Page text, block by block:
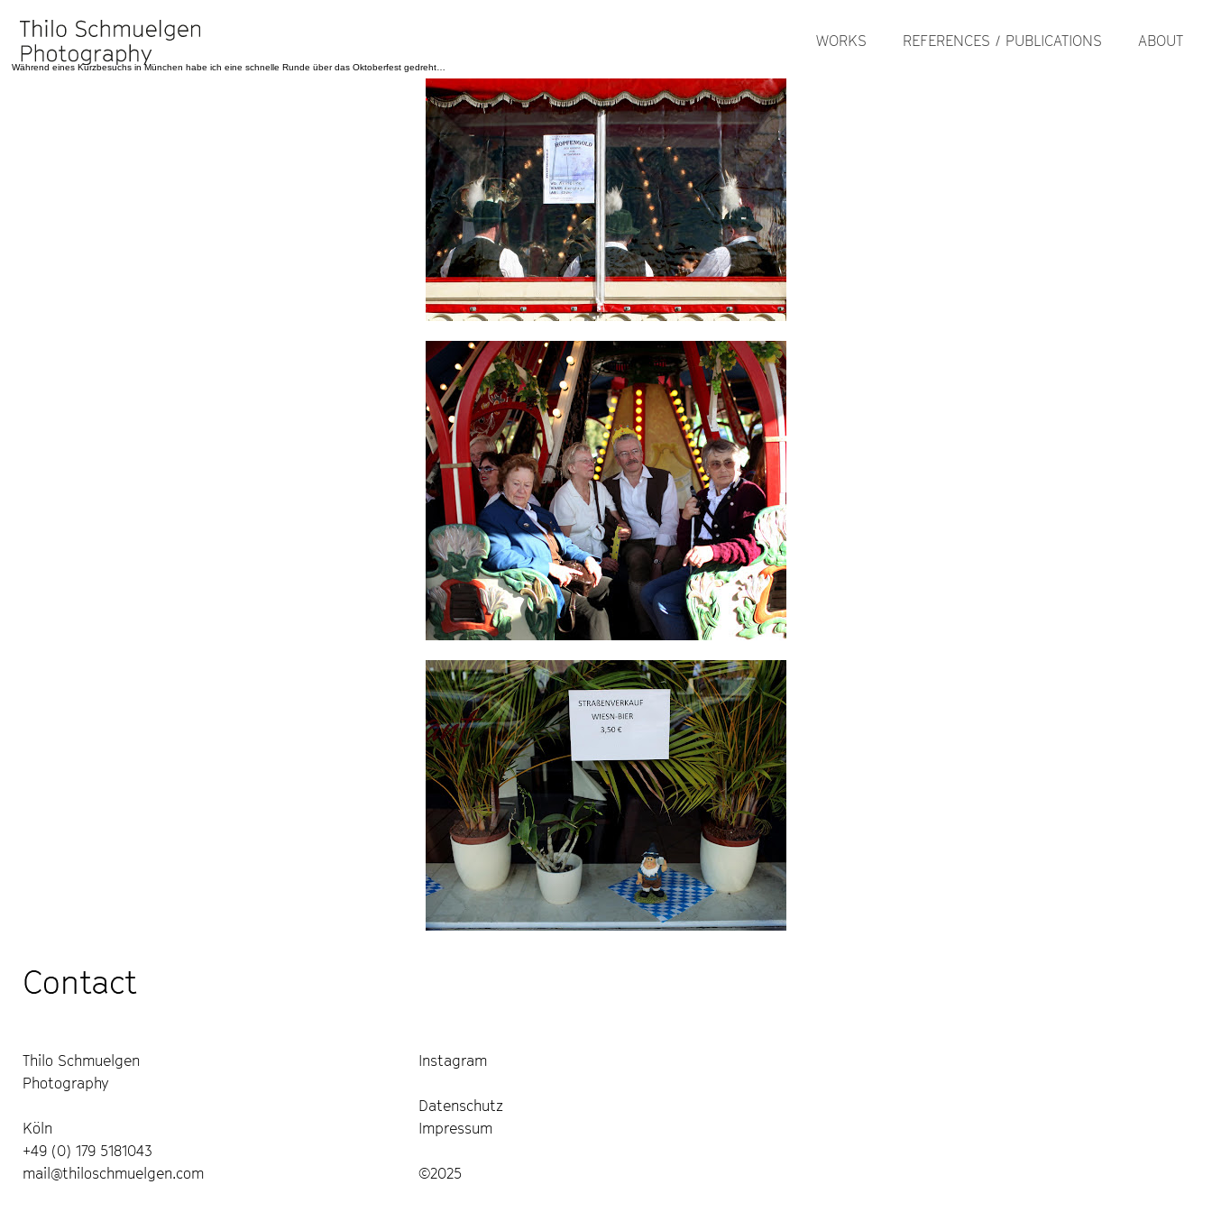
WORKS REFERENCES / PUBLICATIONS ABOUT
Während eines Kurzbesuchs in München habe ich eine schnelle Runde über das Oktoberfest gedreht…
Contact
Thilo Schmuelgen
Photography
Köln
+49 (0) 179 5181043
mail@thiloschmuelgen.com
Instagram
Datenschutz
Impressum
©2025